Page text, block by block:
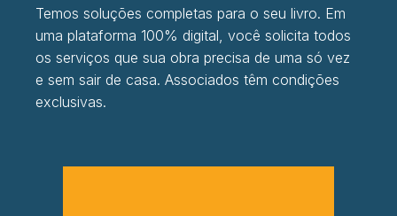
Temos soluções completas para o seu livro. Em
uma plataforma 100% digital, você solicita todos
os serviços que sua obra precisa de uma só vez
e sem sair de casa. Associados têm condições
exclusivas.